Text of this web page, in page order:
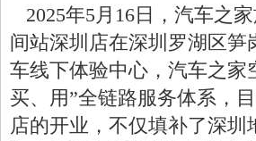
2025年5月16日，汽车之
间站深圳店在深圳罗湖区
车线下体验中心，汽车之家
买、用”全链路服务体系，
店的开业，不仅填补了深